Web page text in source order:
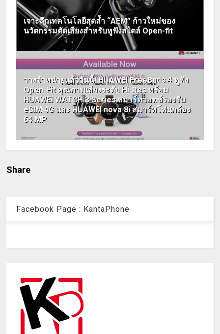
เจาะลึกเทคโนโลยีสุดล้ำ “AEM” ก้าวใหม่ของ
นวัตกรรมตัดเสียงสำหรับหูฟังสไตล์ Open-fit
วางจำหน่ายแล้ววันนี้! HUAWEI FreeBuds 4 หูฟัง
Open-Fit คุณภาพเสียงระดับ Hi-Res พร้อม
HUAWEI WATCH 3 Series สมาร์ทวอทช์รองรับ
eSIM 4G และ HUAWEI nova 8i สมาร์ทโฟนกล้อง
64 MP
Share
Facebook Page : KantaPhone